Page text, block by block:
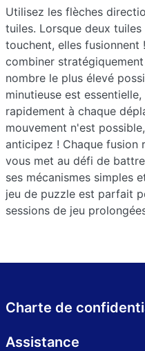
Utilisez les flèches
tuiles. Lorsque deux
touchent, elles
combiner
nombre le plus élevé
minutieuse est
rapidement à chaque
mouvement n'est
anticipez ! Chaque fusion
vous met au défi de
ses mécanismes simples
jeu de puzzle est parfait
sessions de jeu
Charte de
Assistance